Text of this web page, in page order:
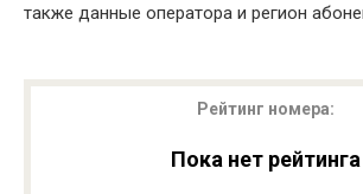
также данные оператора и регион
Рейтинг номера:
Пока нет рейтинга